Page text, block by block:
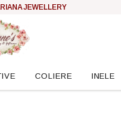
JEWELLERY
COLIERE INELE